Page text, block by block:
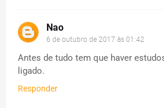
Nao
6 de outubro de 2017 às 01:42
Antes de tudo tem que haver
ligado.
Responder